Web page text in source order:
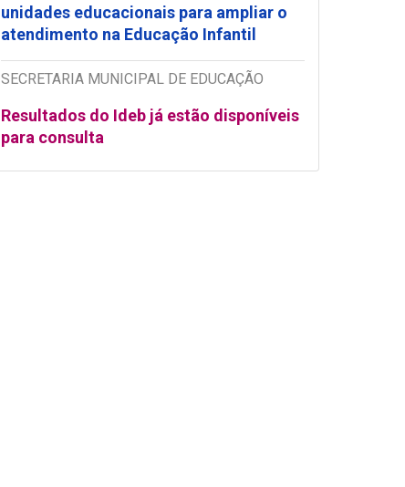
unidades educacionais para ampliar o
atendimento na Educação Infantil
SECRETARIA MUNICIPAL DE EDUCAÇÃO
Resultados do Ideb já estão disponíveis
para consulta